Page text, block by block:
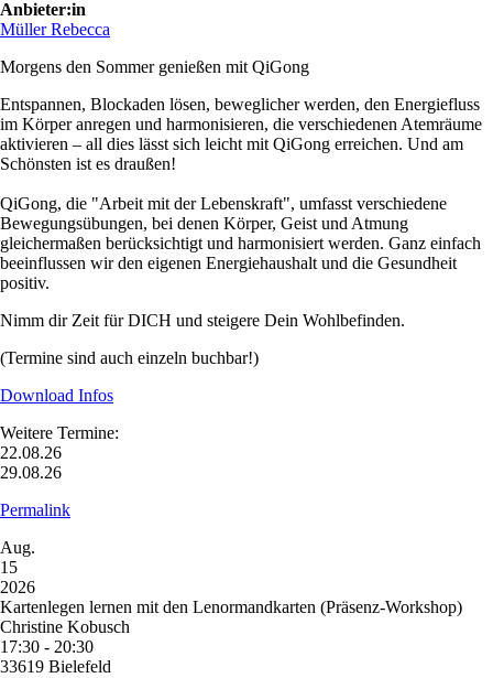
Anbieter:in
Müller Rebecca
Morgens den Sommer genießen mit QiGong
Entspannen, Blockaden lösen, beweglicher werden, den Energiefluss
im Körper anregen und harmonisieren, die verschiedenen Atemräume
aktivieren – all dies lässt sich leicht mit QiGong erreichen. Und am
Schönsten ist es draußen!
QiGong, die "Arbeit mit der Lebenskraft", umfasst verschiedene
Bewegungsübungen, bei denen Körper, Geist und Atmung
gleichermaßen berücksichtigt und harmonisiert werden. Ganz einfach
beeinflussen wir den eigenen Energiehaushalt und die Gesundheit
positiv.
Nimm dir Zeit für DICH und steigere Dein Wohlbefinden.
(Termine sind auch einzeln buchbar!)
Download Infos
Weitere Termine:
22.08.26
29.08.26
Permalink
Aug.
15
2026
Kartenlegen lernen mit den Lenormandkarten (Präsenz-Workshop)
Christine Kobusch
17:30 - 20:30
33619 Bielefeld